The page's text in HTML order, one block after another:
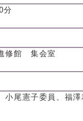
分
修館 集会室
小尾憲子委員、福